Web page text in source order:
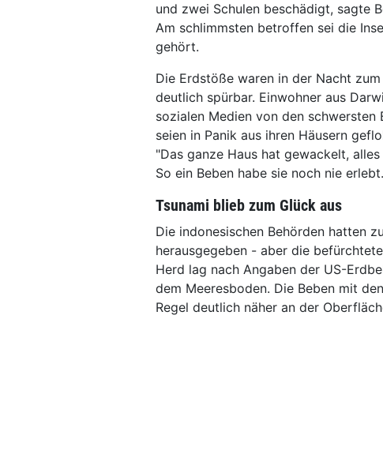
und zwei Schulen beschädigt, sagte
Am schlimmsten betroffen sei die
gehört.
Die Erdstöße waren in der Nacht
deutlich spürbar. Einwohner aus
sozialen Medien von den
seien in Panik aus ihren Häusern
"Das ganze Haus hat gewackelt,
So ein Beben habe sie noch nie erlebt.
Tsunami blieb zum Glück aus
Die indonesischen Behörden hatten
herausgegeben - aber die
Herd lag nach Angaben der US-
dem Meeresboden. Die Beben mit
Regel deutlich näher an der